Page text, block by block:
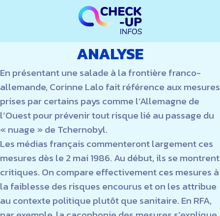
ANALYSE
En présentant une salade à la frontière franco-
allemande, Corinne Lalo fait référence aux mesures
prises par certains pays comme l’Allemagne de
l’Ouest pour prévenir tout risque lié au passage du
« nuage » de Tchernobyl.
Les médias français commenteront largement ces
mesures dès le 2 mai 1986. Au début, ils se montrent
critiques. On compare effectivement ces mesures à
la faiblesse des risques encourus et on les attribue
au contexte politique plutôt que sanitaire. En RFA,